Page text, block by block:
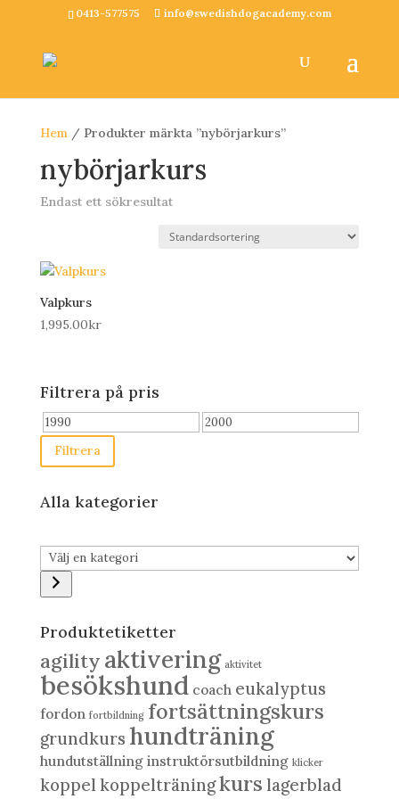
0413-577575 info@swedishdogacademy.com
Hem/ Produkter märkta ”nybörjarkurs”
nybörjarkurs
Endast ett sökresultat
Valpkurs
1,995.00kr
Filtrera på pris
Min
pris
Max
Filtrera
Alla kategorier
Välj
en
kategori
Produktetiketter
agility aktivering aktivitet
besökshund coach eukalyptus
fordon fortbildning fortsättningskurs
grundkurs hundträning
hundutställning instruktörsutbildning klicker
koppel koppelträningkurs lagerblad